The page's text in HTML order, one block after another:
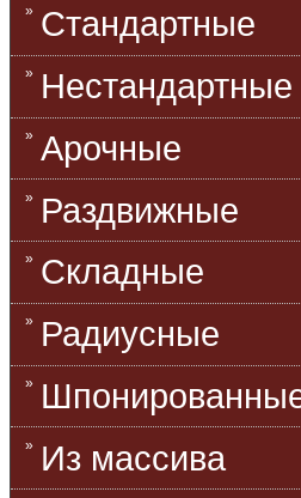
Стандартные
Нестандартные
Арочные
Раздвижные
Складные
Радиусные
Из массива